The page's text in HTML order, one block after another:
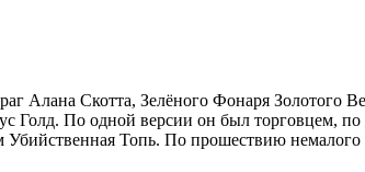
Скотта, Зелёного Фонаря Золотого
Голд. По одной версии он был торговцем,
Топь. По прошествию немалого